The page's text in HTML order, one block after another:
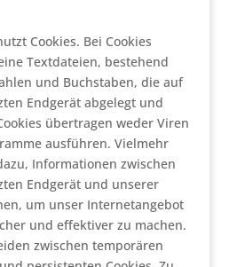
Cookies. Bei Cookies
Textdateien, bestehend
und Buchstaben, die auf
Endgerät abgelegt und
übertragen weder Viren
ausführen. Vielmehr
Informationen zwischen
Endgerät und unserer
um unser Internetangebot
und effektiver zu machen.
zwischen temporären